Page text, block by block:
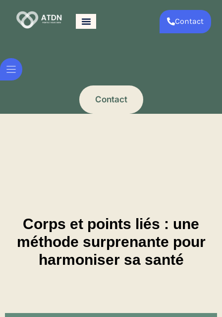
Contact
Contact
Corps et points liés : une
méthode surprenante pour
harmoniser sa santé